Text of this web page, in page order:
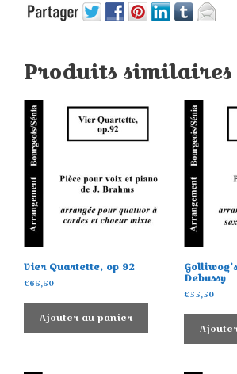
Produits similaires
Vier Quartette, op 92
€65,50
Ajouter au panier
Debussy
€55,50